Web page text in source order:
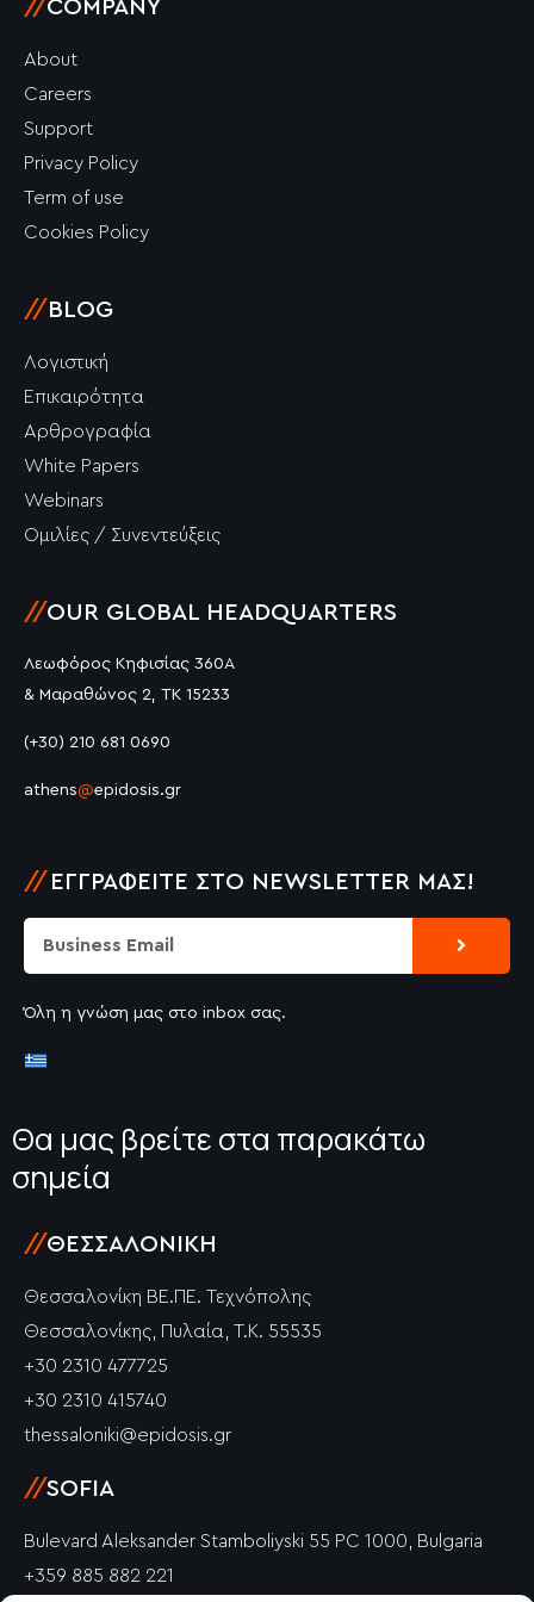
//COMPANY
About
Careers
Support
Privacy Policy
Term of use
Cookies Policy
//BLOG
Λογιστική
Επικαιρότητα
Αρθρογραφία
White Papers
Webinars
Ομιλίες / Συνεντεύξεις
//OUR GLOBAL HEADQUARTERS
Λεωφόρος Κηφισίας 360Α
& Μαραθώνος 2, ΤΚ 15233
(+30) 210 681 0690
athens@epidosis.gr
// ΕΓΓΡΑΦΕΊΤΕ ΣΤΟ NEWSLETTER ΜΑΣ!
Submit
Όλη η γνώση μας στο inbox σας.
Θα μας βρείτε στα παρακάτω
σημεία
//ΘΕΣΣΑΛΟΝΊΚΗ
Θεσσαλονίκη ΒΕ.ΠΕ. Τεχνόπολης
Θεσσαλονίκης, Πυλαία, Τ.Κ. 55535
+30 2310 477725
+30 2310 415740
thessaloniki@epidosis.gr
//SOFIA
Bulevard Aleksander Stamboliyski 55 PC 1000, Bulgaria
+359 885 882 221